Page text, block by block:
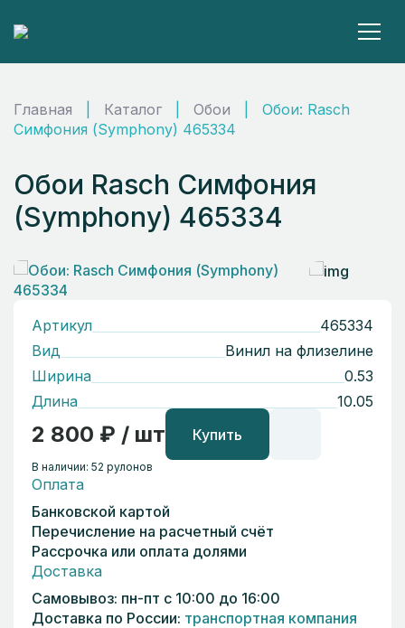
Главная Каталог Обои
Обои: Rasch
Симфония (Symphony) 465334
Обои Rasch Симфония
(Symphony) 465334
Артикул
465334
Вид
Винил на флизелине
Ширина
0.53
Длина
10.05
2 800 ₽ / шт Купить
В наличии: 52 рулонов
Оплата
Банковской картой
Перечисление на расчетный счёт
Рассрочка или оплата долями
Доставка
Самовывоз: пн-пт с 10:00 до 16:00
Доставка по России: транспортная компания